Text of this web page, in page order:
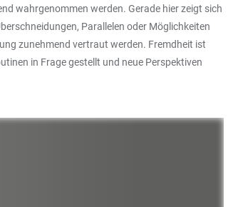
wahrgenommen werden. Gerade hier zeigt sich
Parallelen oder Möglichkeiten
zunehmend vertraut werden. Fremdheit ist
in Frage gestellt und neue Perspektiven